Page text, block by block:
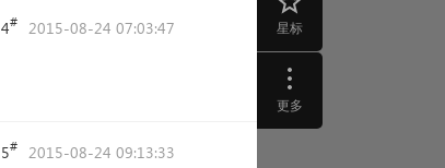
星标
更多
4# 2015-08-24 07:03:47
5# 2015-08-24 09:13:33